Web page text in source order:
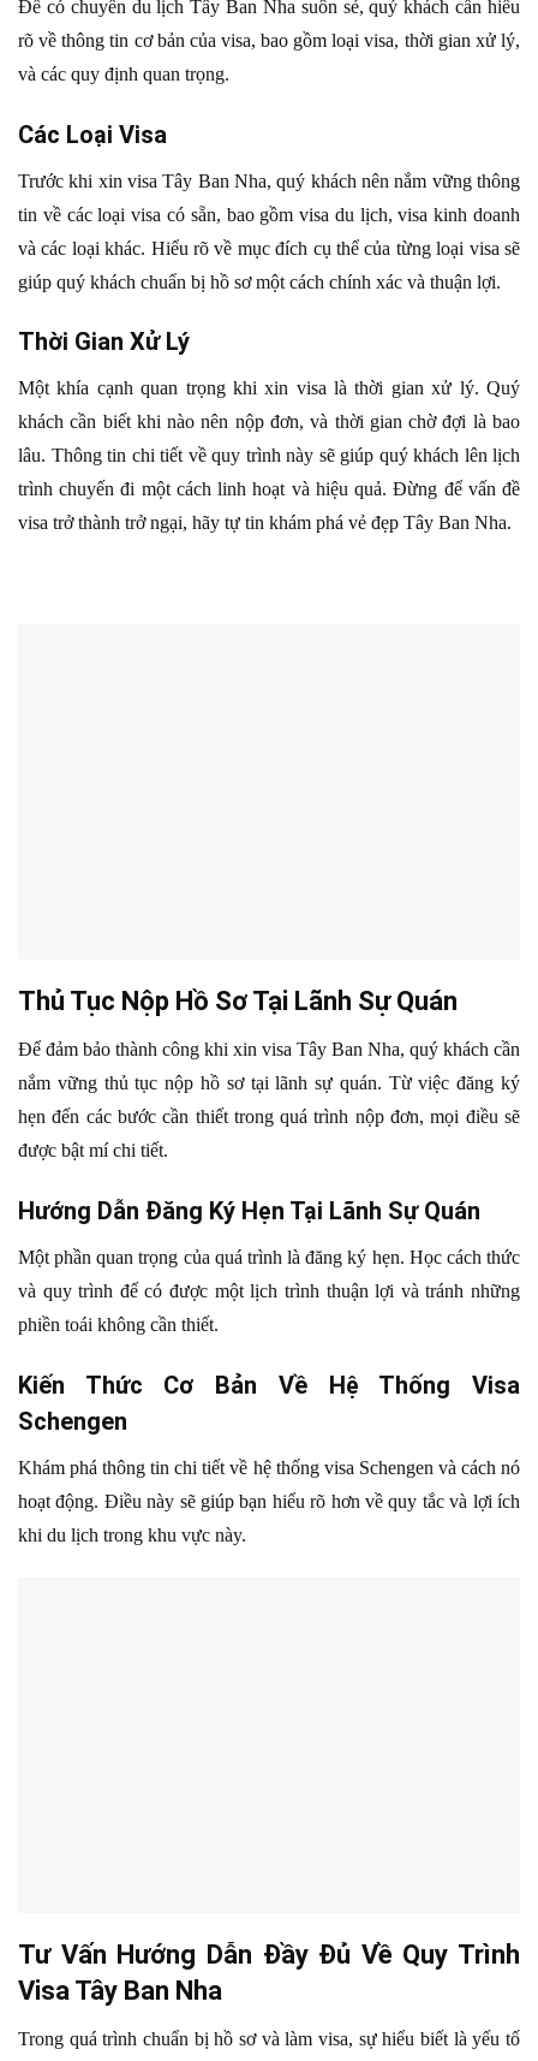
Để có chuyến du lịch Tây Ban Nha suôn sẻ, quý khách cần hiểu
rõ về thông tin cơ bản của visa, bao gồm loại visa, thời gian xử lý,
và các quy định quan trọng.
Các Loại Visa
Trước khi xin visa Tây Ban Nha, quý khách nên nắm vững thông
tin về các loại visa có sẵn, bao gồm visa du lịch, visa kinh doanh
và các loại khác. Hiểu rõ về mục đích cụ thể của từng loại visa sẽ
giúp quý khách chuẩn bị hồ sơ một cách chính xác và thuận lợi.
Thời Gian Xử Lý
Một khía cạnh quan trọng khi xin visa là thời gian xử lý. Quý
khách cần biết khi nào nên nộp đơn, và thời gian chờ đợi là bao
lâu. Thông tin chi tiết về quy trình này sẽ giúp quý khách lên lịch
trình chuyến đi một cách linh hoạt và hiệu quả. Đừng để vấn đề
visa trở thành trở ngại, hãy tự tin khám phá vẻ đẹp Tây Ban Nha.
Thủ Tục Nộp Hồ Sơ Tại Lãnh Sự Quán
Để đảm bảo thành công khi xin visa Tây Ban Nha, quý khách cần
nắm vững thủ tục nộp hồ sơ tại lãnh sự quán. Từ việc đăng ký
hẹn đến các bước cần thiết trong quá trình nộp đơn, mọi điều sẽ
được bật mí chi tiết.
Hướng Dẫn Đăng Ký Hẹn Tại Lãnh Sự Quán
Một phần quan trọng của quá trình là đăng ký hẹn. Học cách thức
và quy trình để có được một lịch trình thuận lợi và tránh những
phiền toái không cần thiết.
Kiến Thức Cơ Bản Về Hệ Thống Visa
Schengen
Khám phá thông tin chi tiết về hệ thống visa Schengen và cách nó
hoạt động. Điều này sẽ giúp bạn hiểu rõ hơn về quy tắc và lợi ích
khi du lịch trong khu vực này.
Tư Vấn Hướng Dẫn Đầy Đủ Về Quy Trình
Visa Tây Ban Nha
Trong quá trình chuẩn bị hồ sơ và làm visa, sự hiểu biết là yếu tố